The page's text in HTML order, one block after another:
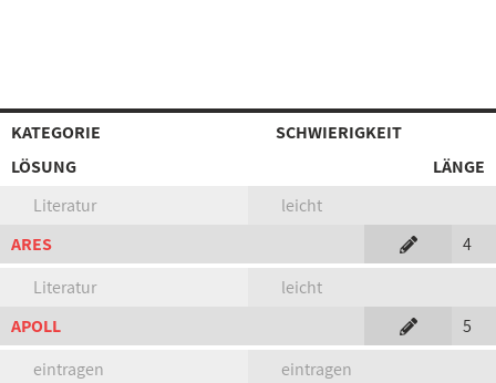
KATEGORIE
SCHWIERIGKEIT
LÖSUNG
LÄNGE
Literatur
leicht
ARES
4
Literatur
leicht
APOLL
5
eintragen
eintragen